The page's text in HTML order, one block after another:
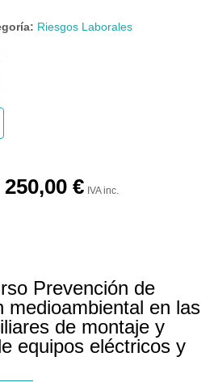
Riesgos Laborales
250,00 € IVA inc.
Prevención de
medioambiental en las
de montaje y
equipos eléctricos y